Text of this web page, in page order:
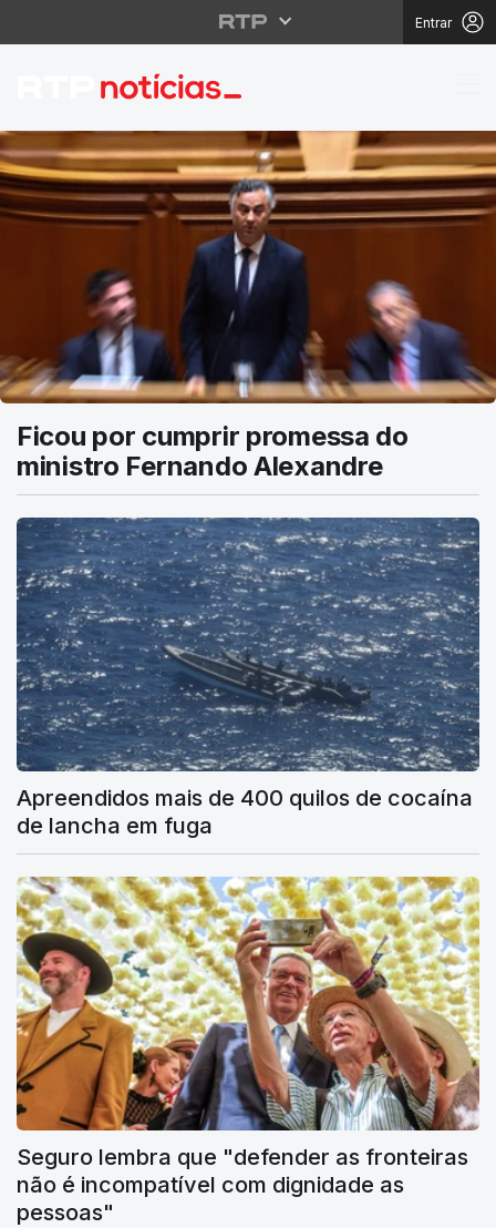
Entrar
RTP Notícias
Ficou por cumprir promessa do
ministro Fernando Alexandre
Apreendidos mais de 400 quilos de cocaína
de lancha em fuga
Seguro lembra que "defender as fronteiras
não é incompatível com dignidade as
pessoas"